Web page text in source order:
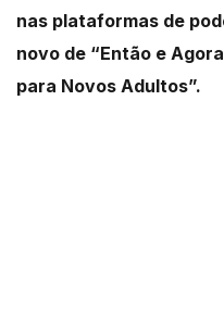
nas plataformas de
novo de “Então e
para Novos Adultos”.